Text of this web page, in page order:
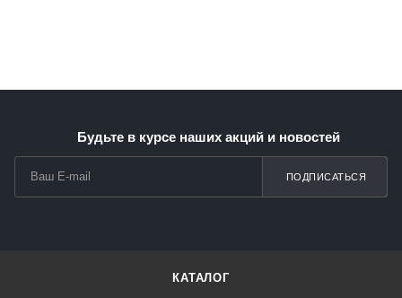
Будьте в курсе наших акций и новостей
ПОДПИСАТЬСЯ
КАТАЛОГ